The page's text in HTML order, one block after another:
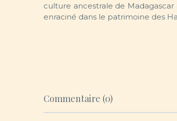
culture ancestrale de
enraciné dans le patrimoine des
Commentaire (0)